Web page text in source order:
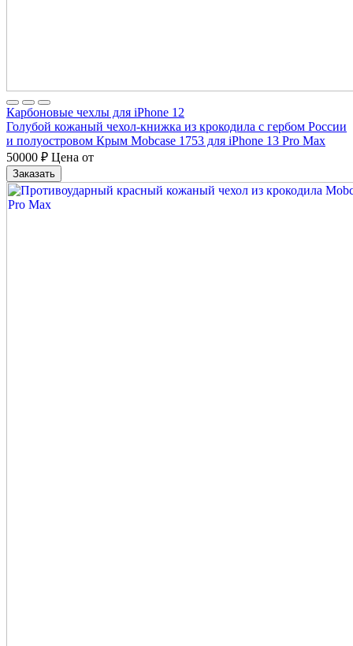
Карбоновые чехлы для iPhone 12
Голубой кожаный чехол-книжка из крокодила с гербом России
и полуостровом Крым Mobcase 1753 для iPhone 13 Pro Max
50000 ₽ Цена от
Заказать